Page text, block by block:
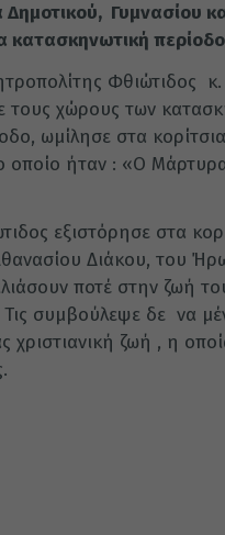
Δημοτικού, Γυμνασίου
κατασκηνωτική
Φθιώτιδος
τους χώρους των
ωμίλησε στα
οποίο ήταν : «Ο
εξιστόρησε στα
Διάκου, του
ποτέ στην ζωή
Τις συμβούλεψε δε να
χριστιανική ζωή , η